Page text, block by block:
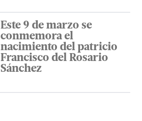
Este 9 de marzo se
conmemora el
nacimiento del patricio
Francisco del Rosario
Sánchez